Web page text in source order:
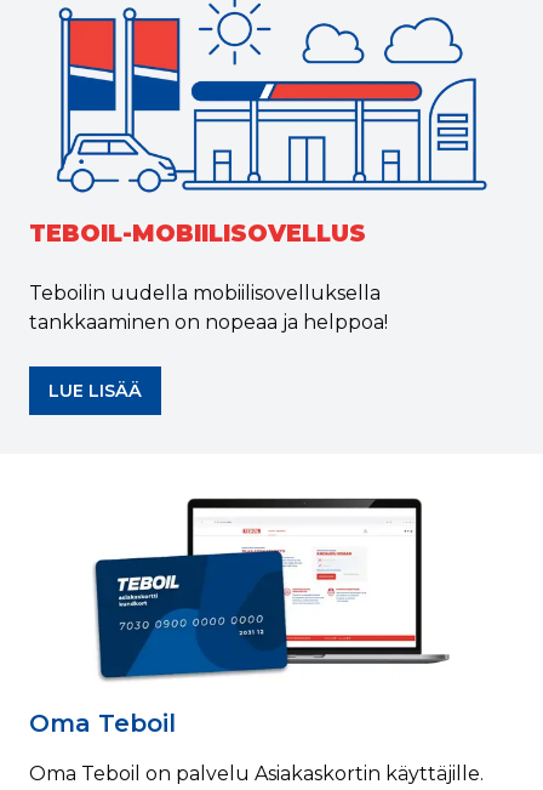
TEBOIL-MOBIILISOVELLUS
Teboilin uudella mobiilisovelluksella
tankkaaminen on nopeaa ja helppoa!
LUE LISÄÄ
Oma Teboil
Oma Teboil on palvelu Asiakaskortin käyttäjille.